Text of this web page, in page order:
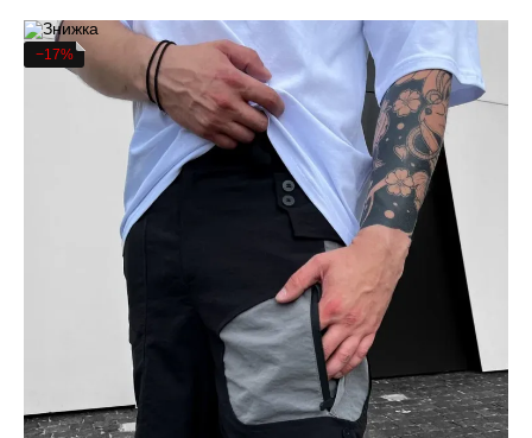
−17%